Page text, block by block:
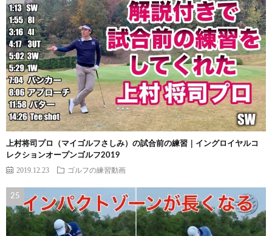
上村将司プロ（マイゴルフさしみ）の試合前の練習｜イングロイヤルコ
レクションオープンゴルフ2019
2019.12.23 ゴルフの練習動画